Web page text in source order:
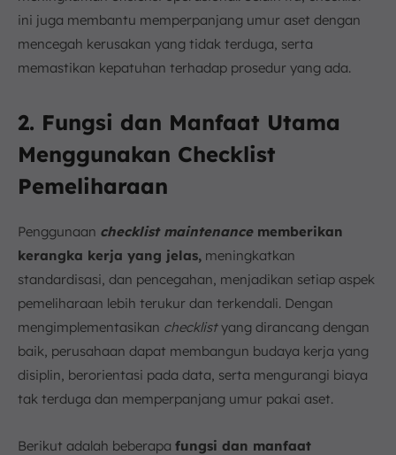
ini juga membantu memperpanjang umur aset dengan
mencegah kerusakan yang tidak terduga, serta
memastikan kepatuhan terhadap prosedur yang ada.
2. Fungsi dan Manfaat Utama
Menggunakan Checklist
Pemeliharaan
Penggunaan checklist maintenancememberikan
kerangka kerja yang jelas, meningkatkan
standardisasi, dan pencegahan, menjadikan setiap aspek
pemeliharaan lebih terukur dan terkendali. Dengan
mengimplementasikan checklistyang dirancang dengan
baik, perusahaan dapat membangun budaya kerja yang
disiplin, berorientasi pada data, serta mengurangi biaya
tak terduga dan memperpanjang umur pakai aset.
Berikut adalah beberapa fungsi dan manfaat